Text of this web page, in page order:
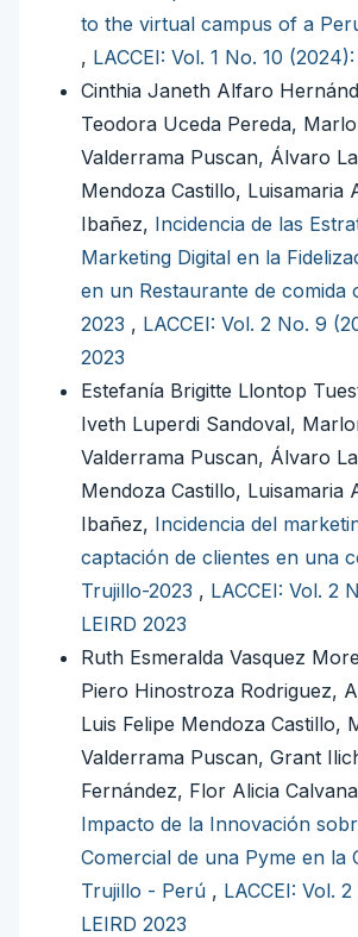
to the virtual campus of a
, LACCEI: Vol. 1 No. 10
Cinthia Janeth Alfaro
Teodora Uceda Pereda,
Valderrama Puscan, Álvaro
Mendoza Castillo, Luisamaria
Ibañez, Incidencia de las
Marketing Digital en la
en un Restaurante de comida
2023 , LACCEI: Vol. 2 No. 9
2023
Estefanía Brigitte Llontop
Iveth Luperdi Sandoval,
Valderrama Puscan, Álvaro
Mendoza Castillo, Luisamaria
Ibañez, Incidencia del
captación de clientes en una
Trujillo-2023 , LACCEI: Vol. 2
LEIRD 2023
Ruth Esmeralda Vasquez
Piero Hinostroza Rodriguez,
Luis Felipe Mendoza Castillo,
Valderrama Puscan, Grant
Fernández, Flor Alicia
Impacto de la Innovación
Comercial de una Pyme en la
Trujillo - Perú , LACCEI: Vol.
LEIRD 2023